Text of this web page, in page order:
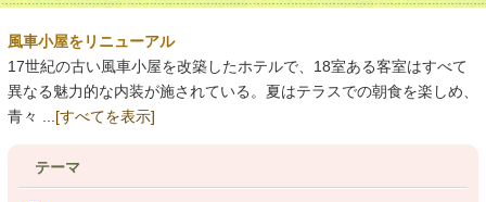
風車小屋をリニューアル
17世紀の古い風車小屋を改築したホテルで、18室ある客室はすべて
異なる魅力的な内装が施されている。夏はテラスでの朝食を楽しめ、
青々 ... [すべてを表示]
テーマ